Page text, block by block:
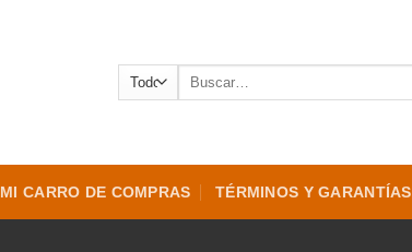
Buscar
MI CARRO DE COMPRAS TÉRMINOS Y GARANTÍAS